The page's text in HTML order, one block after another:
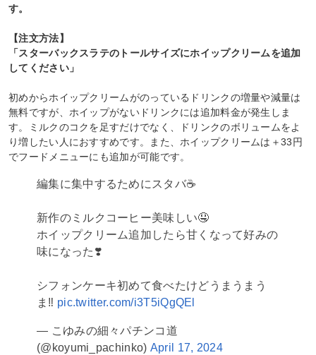
す。
【注文方法】
「スターバックスラテのトールサイズにホイップクリームを追加
してください」
初めからホイップクリームがのっているドリンクの増量や減量は
無料ですが、ホイップがないドリンクには追加料金が発生しま
す。ミルクのコクを足すだけでなく、ドリンクのボリュームをよ
り増したい人におすすめです。また、ホイップクリームは＋33円
でフードメニューにも追加が可能です。
編集に集中するためにスタバ☕️
新作のミルクコーヒー美味しい🤤
ホイップクリーム追加したら甘くなって好みの
味になった❣️
シフォンケーキ初めて食べたけどうまうまう
ま‼️ pic.twitter.com/i3T5iQgQEl
— こゆみの細々パチンコ道
(@koyumi_pachinko) April 17, 2024